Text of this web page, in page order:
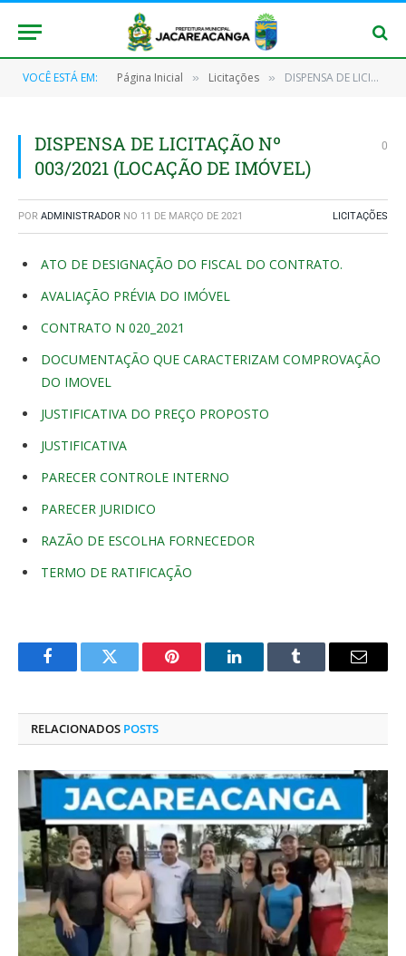
VOCÊ ESTÁ EM: Página Inicial » Licitações » DISPENSA DE LICITAÇÃO Nº 003/2021 (LOCAÇÃO DE IMÓVEL)
DISPENSA DE LICITAÇÃO Nº
003/2021 (LOCAÇÃO DE IMÓVEL)
0
POR ADMINISTRADOR NO 11 DE MARÇO DE 2021 LICITAÇÕES
ATO DE DESIGNAÇÃO DO FISCAL DO CONTRATO.
AVALIAÇÃO PRÉVIA DO IMÓVEL
CONTRATO N 020_2021
DOCUMENTAÇÃO QUE CARACTERIZAM COMPROVAÇÃO
DO IMOVEL
JUSTIFICATIVA DO PREÇO PROPOSTO
JUSTIFICATIVA
PARECER CONTROLE INTERNO
PARECER JURIDICO
RAZÃO DE ESCOLHA FORNECEDOR
TERMO DE RATIFICAÇÃO
FacebookTwitter Pinterest O
Tumblr
E-
RELACIONADOS POSTS